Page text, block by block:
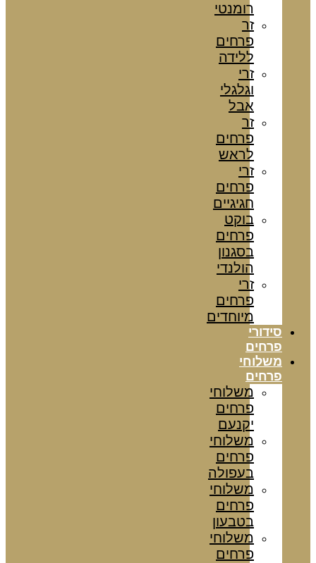
רומנטי
זר
פרחים
ללידה
זרי
וגלגלי
אבל
זר
פרחים
לראש
זרי
פרחים
חגיגיים
בוקט
פרחים
בסגנון
הולנדי
זרי
פרחים
מיוחדים
סידורי
פרחים
משלוחי
פרחים
משלוחי
פרחים
יקנעם
משלוחי
פרחים
בעפולה
משלוחי
פרחים
בטבעון
משלוחי
פרחים